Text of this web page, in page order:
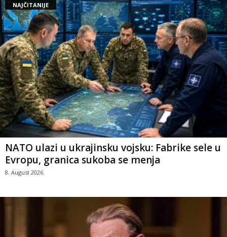
NAJČITANIJE
NATO ulazi u ukrajinsku vojsku: Fabrike sele u
Evropu, granica sukoba se menja
8. August 2026.